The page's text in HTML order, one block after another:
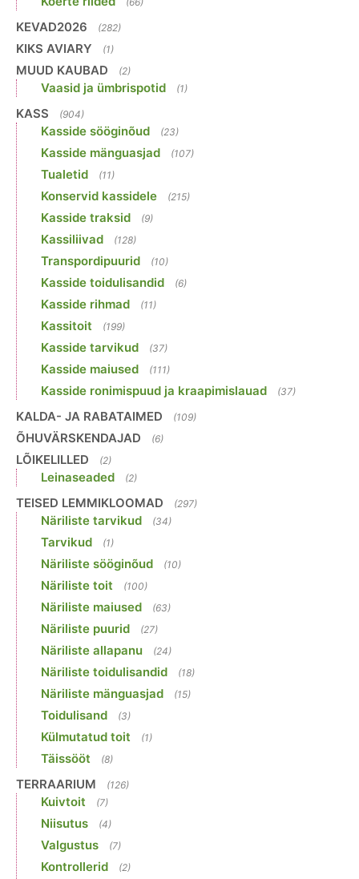
KEVAD2026 (282)
KIKS AVIARY (1)
MUUD KAUBAD (2)
Vaasid ja ümbrispotid (1)
KASS (904)
Kasside sööginõud (23)
Kasside mänguasjad (107)
Tualetid (11)
Konservid kassidele (215)
Kasside traksid (9)
Kassiliivad (128)
Transpordipuurid (10)
Kasside toidulisandid (6)
Kasside rihmad (11)
Kassitoit (199)
Kasside tarvikud (37)
Kasside maiused (111)
Kasside ronimispuud ja kraapimislauad (37)
KALDA- JA RABATAIMED (109)
ÕHUVÄRSKENDAJAD (6)
LÕIKELILLED (2)
Leinaseaded (2)
TEISED LEMMIKLOOMAD (297)
Näriliste tarvikud (34)
Tarvikud (1)
Näriliste sööginõud (10)
Näriliste toit (100)
Näriliste maiused (63)
Näriliste puurid (27)
Näriliste allapanu (24)
Näriliste toidulisandid (18)
Näriliste mänguasjad (15)
Toidulisand (3)
Külmutatud toit (1)
Täissööt (8)
TERRAARIUM (126)
Kuivtoit (7)
Niisutus (4)
Valgustus (7)
Kontrollerid (2)